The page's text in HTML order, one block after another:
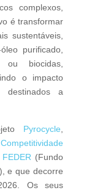
complexos,
é transformar
sustentáveis,
purificado,
ou biocidas,
o impacto
destinados a
Pyrocycle
FEDER (Fundo
e que decorre
Os seus